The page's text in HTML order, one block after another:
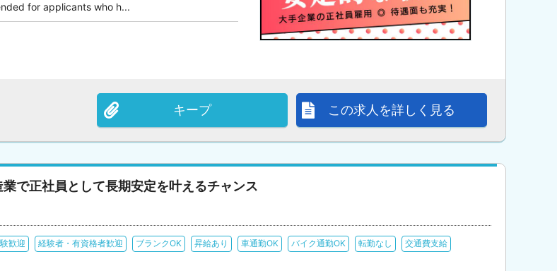
for applicants who h...
この求人を詳しく見る
キープ
で正社員として長期安定を叶えるチャンス
歓迎 経験者・有資格者歓迎 ブランクOK 昇給あり 車通勤OK バイク通勤OK 転勤なし 交通費支給